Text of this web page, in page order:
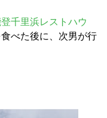
登千里浜レストハウ
べた後に、次男が行